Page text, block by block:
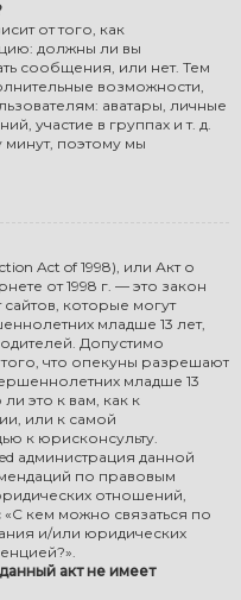
от того, как
должны ли вы
сообщения, или нет. Тем
возможности,
аватары, личные
участие в группах и т. д.
минут, поэтому мы
Act of 1998), или Акт о
от 1998 г. — это закон
которые могут
младше 13 лет,
Допустимо
что опекуны разрешают
младше 13
это к вам, как к
или к самой
к юрисконсульту.
администрация данной
по правовым
отношений,
кем можно связаться по
и/или юридических
акт не имеет